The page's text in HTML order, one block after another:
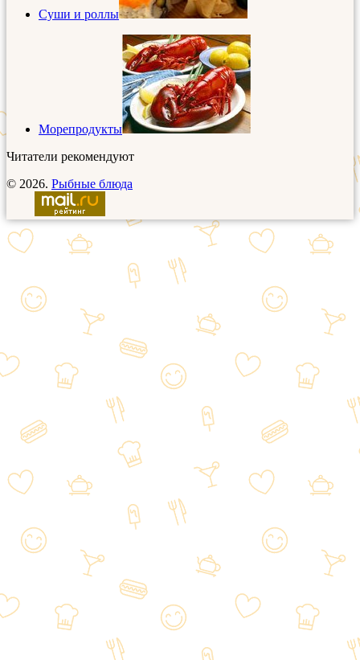
Суши и роллы
Морепродукты
Читатели рекомендуют
© 2026. Рыбные блюда